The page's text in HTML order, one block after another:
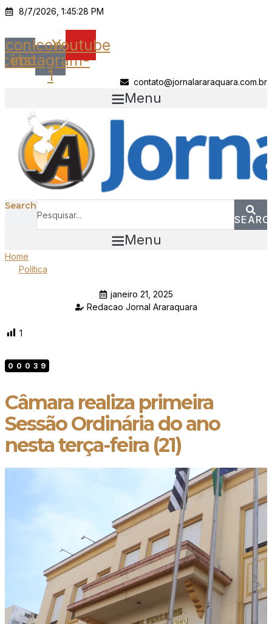
Ir
o
conteúdo
8/7/2026, 1:45:28 PM
Icon-Icon-
instagram-
1
Youtube
contato@jornalararaquara.com.br
Menu
Search
Menu
Home
Política
janeiro 21, 2025
Redacao Jornal Araraquara
1
00039
Câmara realiza primeira
Sessão Ordinária do ano
nesta terça-feira (21)